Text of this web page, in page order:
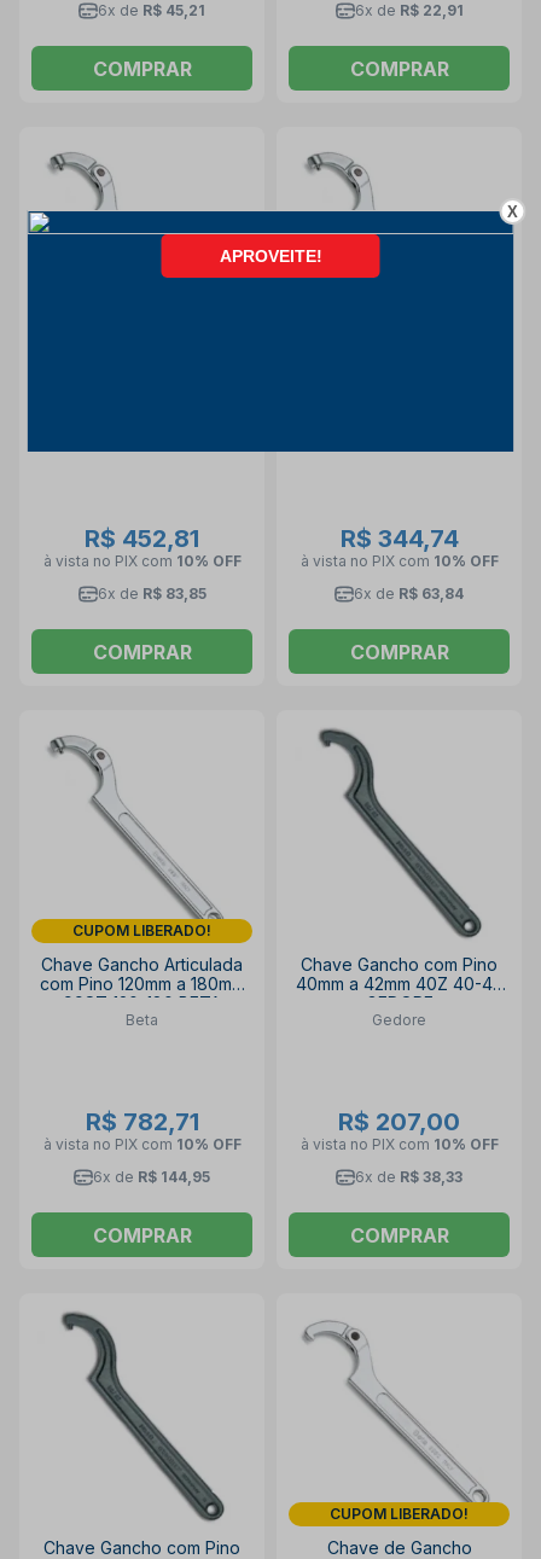
6x de R$ 45,21
COMPRAR
6x de R$ 22,91
COMPRAR
R$ 452,81
à vista no PIX com 10% OFF
6x de R$ 83,85
COMPRAR
R$ 344,74
à vista no PIX com 10% OFF
6x de R$ 63,84
COMPRAR
CUPOM LIBERADO!
Chave Gancho Articulada
com Pino 120mm a 180mm
99ST 120-180 BETA
Beta
R$ 782,71
à vista no PIX com 10% OFF
6x de R$ 144,95
COMPRAR
Chave Gancho com Pino
40mm a 42mm 40Z 40-42
GEDORE
Gedore
R$ 207,00
à vista no PIX com 10% OFF
6x de R$ 38,33
COMPRAR
Chave Gancho com Pino
CUPOM LIBERADO!
Chave de Gancho
X